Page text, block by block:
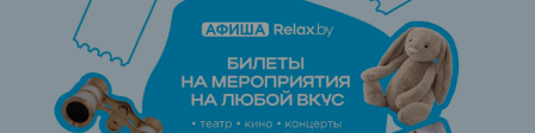
ЭФФЕКТИВНАЯ РЕКЛАМА НА САЙТЕ